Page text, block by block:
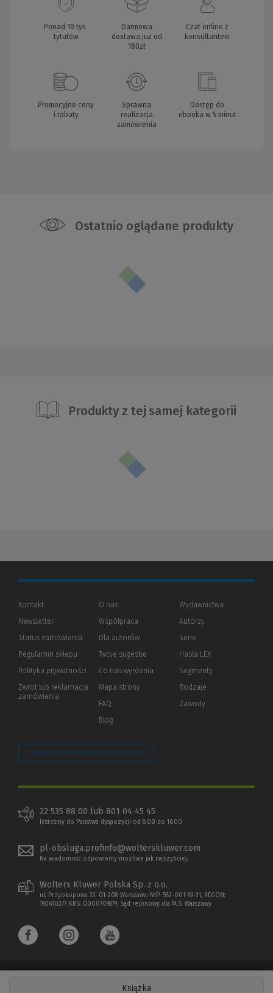
Książka
Ponad 10 tys.
tytułów
Darmowa
dostawa już od
180zł
Czat online z
konsultantem
Promocyjne ceny
i rabaty
Sprawna
realizacja
zamówienia
Dostęp do
ebooka w 5 minut
Ostatnio oglądane produkty
Produkty z tej samej kategorii
Kontakt
Newsletter
Status zamówienia
Regulamin sklepu
Polityka prywatności (Nowe
(Link
innej
Zwrot lub reklamacja
zamówienia
O nas
Współpraca
Dla autorów(Nowe
(Link
innej
Twoje sugestie
Co nas wyróżnia
Mapa strony
FAQ
Blog
Wydawnictwa
Autorzy
Serie
Hasła LEX
Segmenty
Rodzaje
Zawody
Zarządzaj preferencjami plików cookie
22 535 88 00 lub 801 04 45 45
Jesteśmy do Państwa dyspozycji od 8:00 do 16:00
pl-obsluga.profinfo@wolterskluwer.com
Na wiadomość odpowiemy możliwe jak najszybciej.
Wolters Kluwer Polska Sp. z o.o.
ul. Przyokopowa 33, 01-208 Warszawa; NIP: 583-001-89-31, REGON:
190610277, KRS: 0000709879, Sąd rejonowy dla M.S. Warszawy